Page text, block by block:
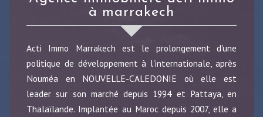
à marrakech
Acti Immo Marrakech est le prolongement d'une
politique de développement à l'internationale, après
Nouméa en NOUVELLE-CALEDONIE où elle est
leader sur son marché depuis 1994 et Pattaya, en
Thalaïlande. Implantée au Maroc depuis 2007, elle a